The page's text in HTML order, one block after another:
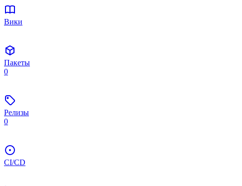
Вики
Пакеты
0
Релизы
0
CI/CD